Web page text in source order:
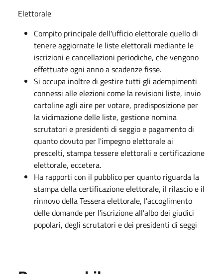
Elettorale
Compito principale dell'ufficio elettorale quello di
tenere aggiornate le liste elettorali mediante le
iscrizioni e cancellazioni periodiche, che vengono
effettuate ogni anno a scadenze fisse.
Si occupa inoltre di gestire tutti gli adempimenti
connessi alle elezioni come la revisioni liste, invio
cartoline agli aire per votare, predisposizione per
la vidimazione delle liste, gestione nomina
scrutatori e presidenti di seggio e pagamento di
quanto dovuto per l'impegno elettorale ai
prescelti, stampa tessere elettorali e certificazione
elettorale, eccetera.
Ha rapporti con il pubblico per quanto riguarda la
stampa della certificazione elettorale, il rilascio e il
rinnovo della Tessera elettorale, l'accoglimento
delle domande per l'iscrizione all'albo dei giudici
popolari, degli scrutatori e dei presidenti di seggi